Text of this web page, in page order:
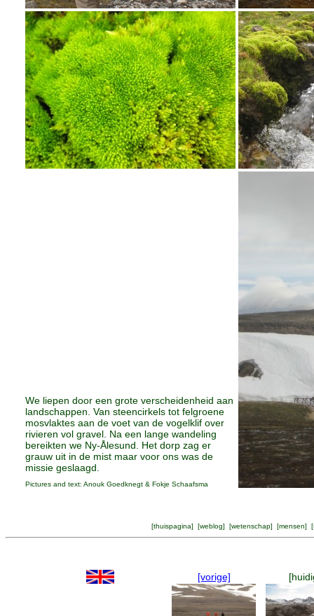
We liepen door een grote verscheidenheid aan
landschappen. Van steencirkels tot felgroene
mosvlaktes aan de voet van de vogelklif over
rivieren vol gravel. Na een lange wandeling
bereikten we Ny-Ålesund. Het dorp zag er
grauw uit in de mist maar voor ons was de
missie geslaagd.
Pictures and text: Anouk Goedknegt & Fokje Schaafsma
[thuispagina] [weblog] [wetenschap] [mensen] [
[vorige]